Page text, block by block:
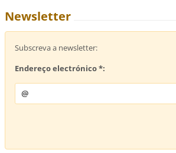
Newsletter
Subscreva a newsletter:
Endereço electrónico *: